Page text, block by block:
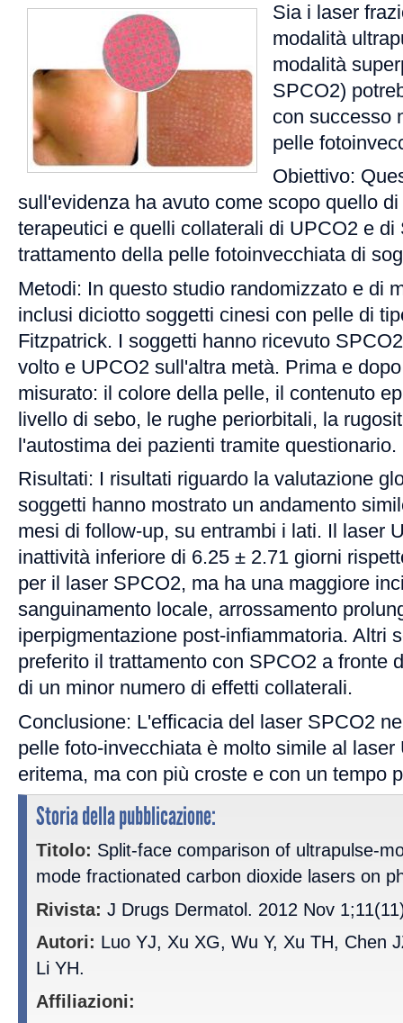
Sia i laser
modalità
modalità
SPCO2)
con successo
pelle
Obiettivo:
sull'evidenza ha avuto come scopo quello
terapeutici e quelli collaterali di UPCO2 e di
trattamento della pelle fotoinvecchiata di
Metodi: In questo studio randomizzato e di
inclusi diciotto soggetti cinesi con pelle di
Fitzpatrick. I soggetti hanno ricevuto
volto e UPCO2 sull'altra metà. Prima e
misurato: il colore della pelle, il contenuto
livello di sebo, le rughe periorbitali, la
l'autostima dei pazienti tramite questionario.
Risultati: I risultati riguardo la valutazione
soggetti hanno mostrato un andamento
mesi di follow-up, su entrambi i lati. Il laser
inattività inferiore di 6.25 ± 2.71 giorni
per il laser SPCO2, ma ha una maggiore
sanguinamento locale, arrossamento
iperpigmentazione post-infiammatoria. Altri
preferito il trattamento con SPCO2 a fronte
di un minor numero di effetti collaterali.
Conclusione: L'efficacia del laser SPCO2
pelle foto-invecchiata è molto simile al
eritema, ma con più croste e con un tempo
Storia della pubblicazione:
Titolo: Split-face comparison of ultrapulse-
mode fractionated carbon dioxide lasers on
Rivista: J Drugs Dermatol. 2012 Nov
Autori: Luo YJ, Xu XG, Wu Y, Xu TH, Chen
Li YH.
Affiliazioni: